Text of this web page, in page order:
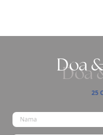
Doa
25